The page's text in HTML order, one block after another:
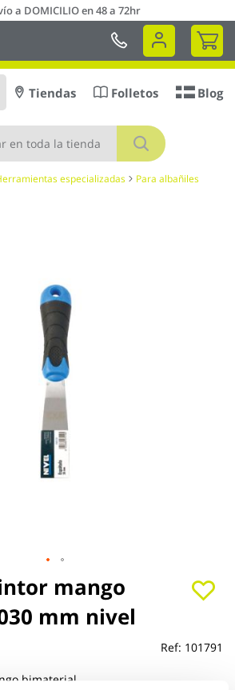
a DOMICILIO en 48 a 72hr
Mi
Buscar
Tiendas Folletos Blog
especializadas Para albañiles
mango
mm nivel
Ref: 101791
bimaterial.